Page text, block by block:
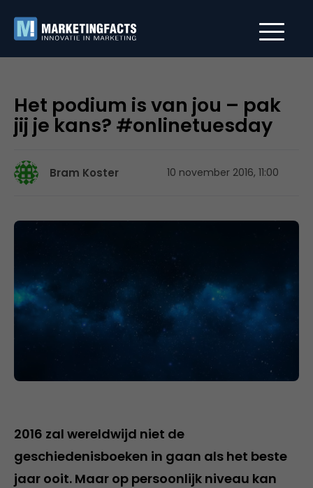
Het podium is van jou – pak
jij je kans? #onlinetuesday
Bram Koster 10 november 2016, 11:00
2016 zal wereldwijd niet de
geschiedenisboeken in gaan als het beste
jaar ooit. Maar op persoonlijk niveau kan